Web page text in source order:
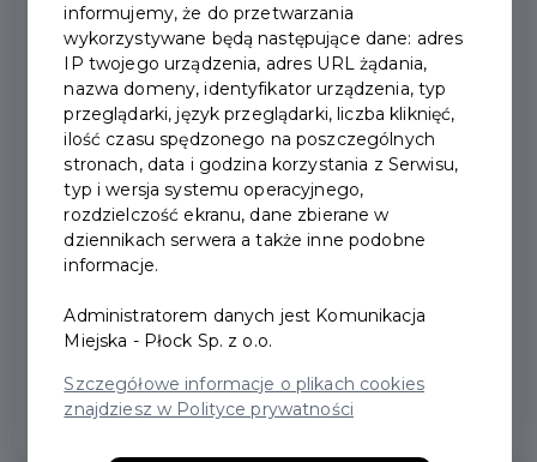
Pakiet Mieszkańca
Pakiet dla każdego płocczanina, obejmujący
szereg zniżek. Chcąc w pełni korzystać z
Płockiej Karta Mieszkańca, nie możesz o
niego nie zawnioskować.
informujemy, że do przetwarzania
wykorzystywane będą następujące dane: adres
IP twojego urządzenia, adres URL żądania,
nazwa domeny, identyfikator urządzenia, typ
przeglądarki, język przeglądarki, liczba kliknięć,
ilość czasu spędzonego na poszczególnych
stronach, data i godzina korzystania z Serwisu,
typ i wersja systemu operacyjnego,
rozdzielczość ekranu, dane zbierane w
dziennikach serwera a także inne podobne
informacje.
Administratorem danych jest Komunikacja
Miejska - Płock Sp. z o.o.
Szczegółowe informacje o plikach cookies
znajdziesz w Polityce prywatności